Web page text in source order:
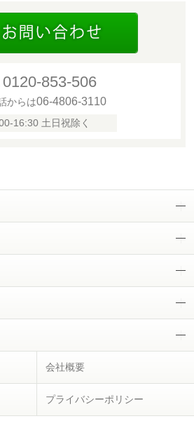
0120-853-506
からは06-4806-3110
16:30 土日祝除く
会社概要
プライバシーポリシー